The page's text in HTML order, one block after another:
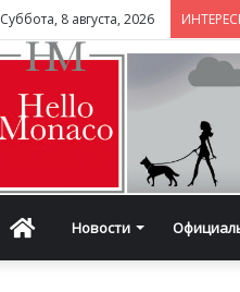
Суббота, 8 августа, 2026
ГлавнаяНовости